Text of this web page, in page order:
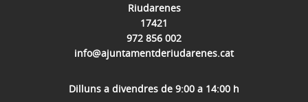
Riudarenes
17421
972 856 002
info@ajuntamentderiudarenes.cat
Dilluns a divendres de 9:00 a 14:00 h